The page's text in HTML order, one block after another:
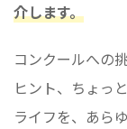
介します。
コンクールへの
ヒント、ちょっ
ライフを、あら